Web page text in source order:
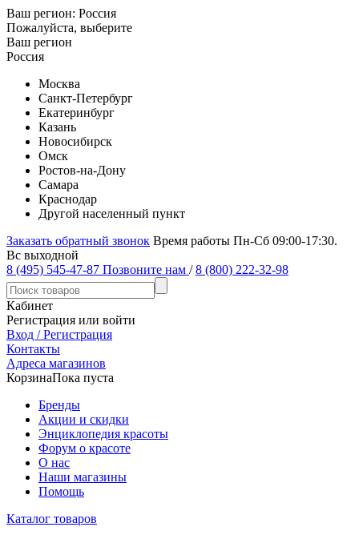
Ваш регион: Россия
Пожалуйста, выберите
Ваш регион
Россия
Москва
Санкт-Петербург
Екатеринбург
Казань
Новосибирск
Омск
Ростов-на-Дону
Самара
Краснодар
Другой населенный пункт
Заказать обратный звонок Время работы Пн-Сб 09:00-17:30.
Вс выходной
8 (495) 545-47-87 Позвоните нам / 8 (800) 222-32-98
Кабинет
Регистрация или войти
Вход / Регистрация
Контакты
Адреса магазинов
КорзинаПока пуста
Бренды
Акции и скидки
Энциклопедия красоты
Форум о красоте
О нас
Наши магазины
Помощь
Каталог товаров